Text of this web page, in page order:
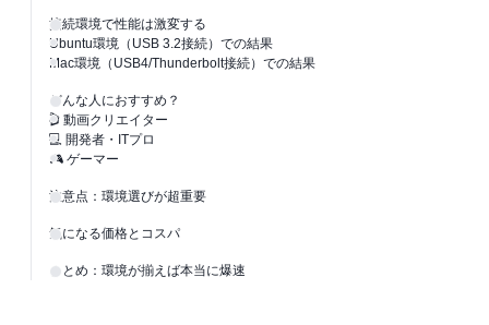
接続環境で性能は激変する
Ubuntu環境（USB 3.2接続）での結果
Mac環境（USB4/Thunderbolt接続）での結果
どんな人におすすめ？
🎬 動画クリエイター
💻 開発者・ITプロ
🎮 ゲーマー
注意点：環境選びが超重要
気になる価格とコスパ
まとめ：環境が揃えば本当に爆速